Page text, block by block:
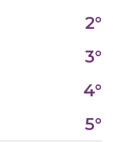
2°
3°
4°
5°